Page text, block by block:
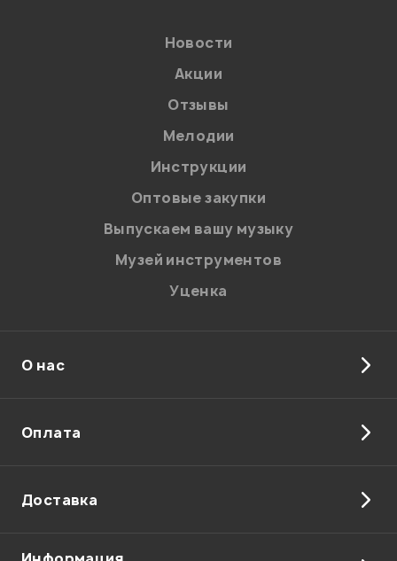
Новости
Акции
Отзывы
Мелодии
Инструкции
Оптовые закупки
Выпускаем вашу музыку
Музей инструментов
Уценка
О нас
Оплата
Доставка